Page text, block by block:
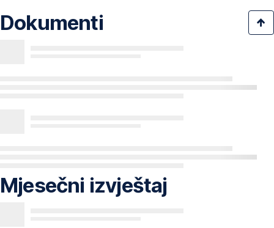
Dokumenti
Mjesečni izvještaj